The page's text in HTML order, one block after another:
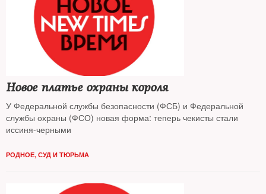
Новое платье охраны короля
У Федеральной службы безопасности (ФСБ) и Федеральной
службы охраны (ФСО) новая форма: теперь чекисты стали
иссиня-черными
РОДНОЕ, СУД И ТЮРЬМА